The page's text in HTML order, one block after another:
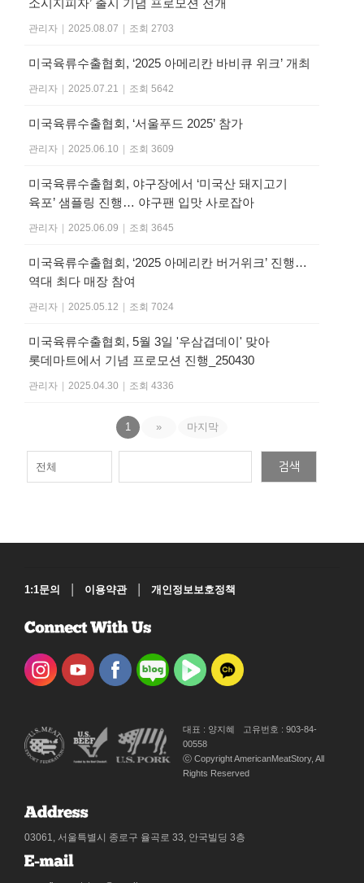
소시지피자’ 출시 기념 프로모션 전개
관리자 2025.08.07 조회 2703
미국육류수출협회, ‘2025 아메리칸 바비큐 위크’ 개최
관리자 2025.07.21 조회 5642
미국육류수출협회, ‘서울푸드 2025’ 참가
관리자 2025.06.10 조회 3609
미국육류수출협회, 야구장에서 ‘미국산 돼지고기
육포’ 샘플링 진행… 야구팬 입맛 사로잡아
관리자 2025.06.09 조회 3645
미국육류수출협회, ‘2025 아메리칸 버거위크’ 진행…
역대 최다 매장 참여
관리자 2025.05.12 조회 7024
미국육류수출협회, 5월 3일 '우삼겹데이' 맞아
롯데마트에서 기념 프로모션 진행_250430
관리자 2025.04.30 조회 4336
1 » 마지막
검색
1:1문의 | 이용약관 | 개인정보보호정책
대표 : 양지혜
고유번호 : 903-84-
00558
ⓒ Copyright AmericanMeatStory, All
Rights Reserved
03061, 서울특별시 종로구 율곡로 33, 안국빌딩 3층